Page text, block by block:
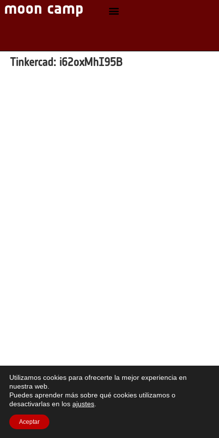
Tinkercad: i62oxMhI95B
Utilizamos cookies para ofrecerte la mejor experiencia en
nuestra web.
Puedes aprender más sobre qué cookies utilizamos o
desactivarlas en los ajustes
Aceptar